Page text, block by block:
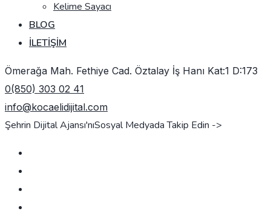
Kelime Sayacı
BLOG
İLETIŞIM
Ömerağa Mah. Fethiye Cad. Öztalay İş Hanı Kat:1 D:173
0(850) 303 02 41
info@kocaelidijital.com
Şehrin Dijital Ajansı'nıSosyal Medyada Takip Edin ->